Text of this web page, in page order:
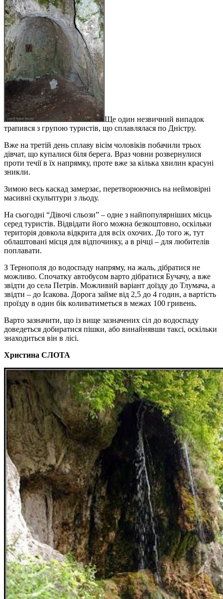
Ще один незвичний випадок
трапився з групою туристів, що сплавлялася по Дністру.
Вже на третій день сплаву вісім чоловіків побачили трьох
дівчат, що купалися біля берега. Враз човни розвернулися
проти течії в їх напрямку, проте вже за кілька хвилин красуні
зникли.
Зимою весь каскад замерзає, перетворюючись на неймовірні
масивні скульптури з льоду.
На сьогодні “Дівочі сльози” – одне з найпопулярніших місць
серед туристів. Відвідати його можна безкоштовно, оскільки
територія довкола відкрита для всіх охочих. До того ж, тут
облаштовані місця для відпочинку, а в річці – для любителів
поплавати.
З Тернополя до водоспаду напряму, на жаль, дібратися не
можливо. Спочатку автобусом варто дібратися Бучачу, а вже
звідти до села Петрів. Можливий варіант доїзду до Тлумача, а
звідти – до Ісакова. Дорога займе від 2,5 до 4 годин, а вартість
проїзду в один бік коливатиметься в межах 100 гривень.
Варто зазначити, що із вище зазначених сіл до водоспаду
доведеться добиратися пішки, або винайнявши таксі, оскільки
знаходиться він в лісі.
Христина СЛОТА